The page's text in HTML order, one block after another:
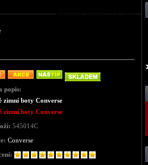
Podrobné informace o zboží
popis:
zimní boty Converse
zimní boty Converse
545014C
Converse